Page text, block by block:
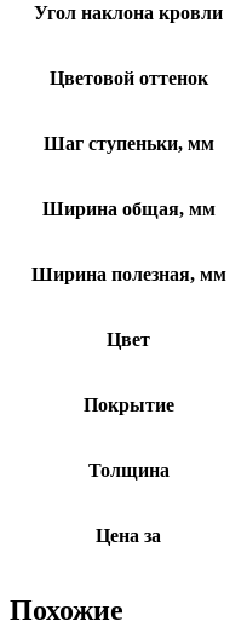
Угол наклона кровли
Цветовой оттенок
Шаг ступеньки, мм
Ширина общая, мм
Ширина полезная, мм
Цвет
Покрытие
Толщина
Цена за
Похожие